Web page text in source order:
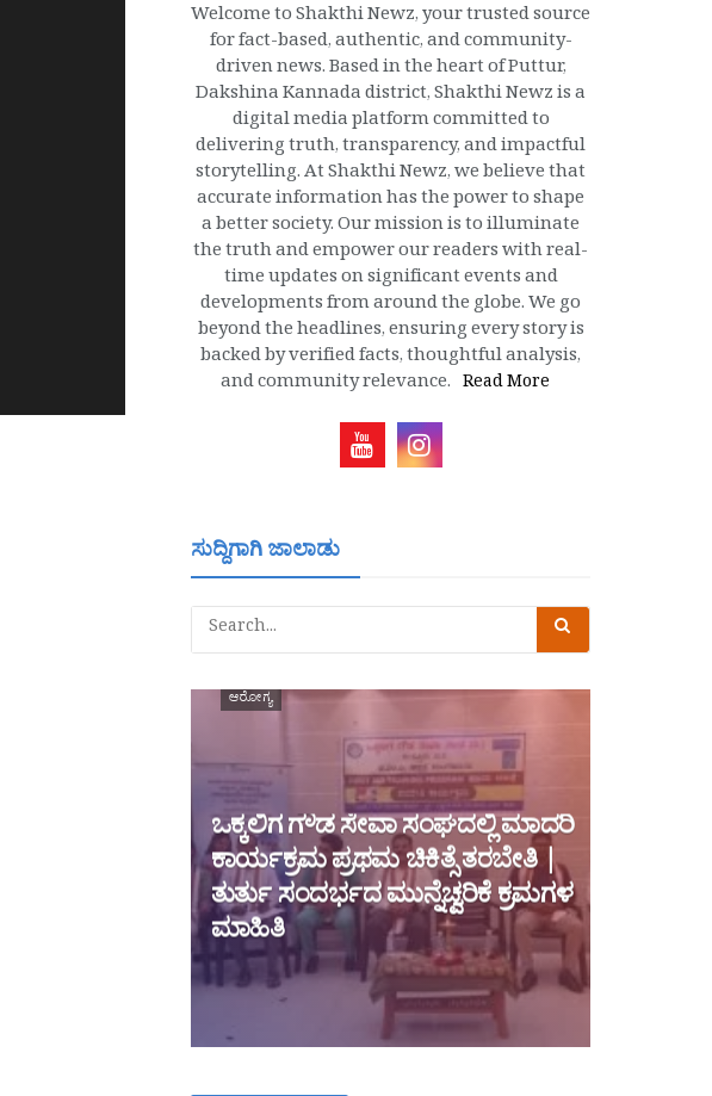
Welcome to Shakthi Newz, your trusted source
for fact-based, authentic, and community-
driven news. Based in the heart of Puttur,
Dakshina Kannada district, Shakthi Newz is a
digital media platform committed to
delivering truth, transparency, and impactful
storytelling. At Shakthi Newz, we believe that
accurate information has the power to shape
a better society. Our mission is to illuminate
the truth and empower our readers with real-
time updates on significant events and
developments from around the globe. We go
beyond the headlines, ensuring every story is
backed by verified facts, thoughtful analysis,
and community relevance. Read More
ಸುದ್ದಿಗಾಗಿ ಜಾಲಾಡು
ಆರೋಗ್ಯ
ಒಕ್ಕಲಿಗ ಗೌಡ ಸೇವಾ ಸಂಘದಲ್ಲಿ ಮಾದರಿ
ಕಾರ್ಯಕ್ರಮ ಪ್ರಥಮ ಚಿಕಿತ್ಸೆ ತರಬೇತಿ |
ತುರ್ತು ಸಂದರ್ಭದ ಮುನ್ನೆಚ್ವರಿಕೆ ಕ್ರಮಗಳ
ಮಾಹಿತಿ